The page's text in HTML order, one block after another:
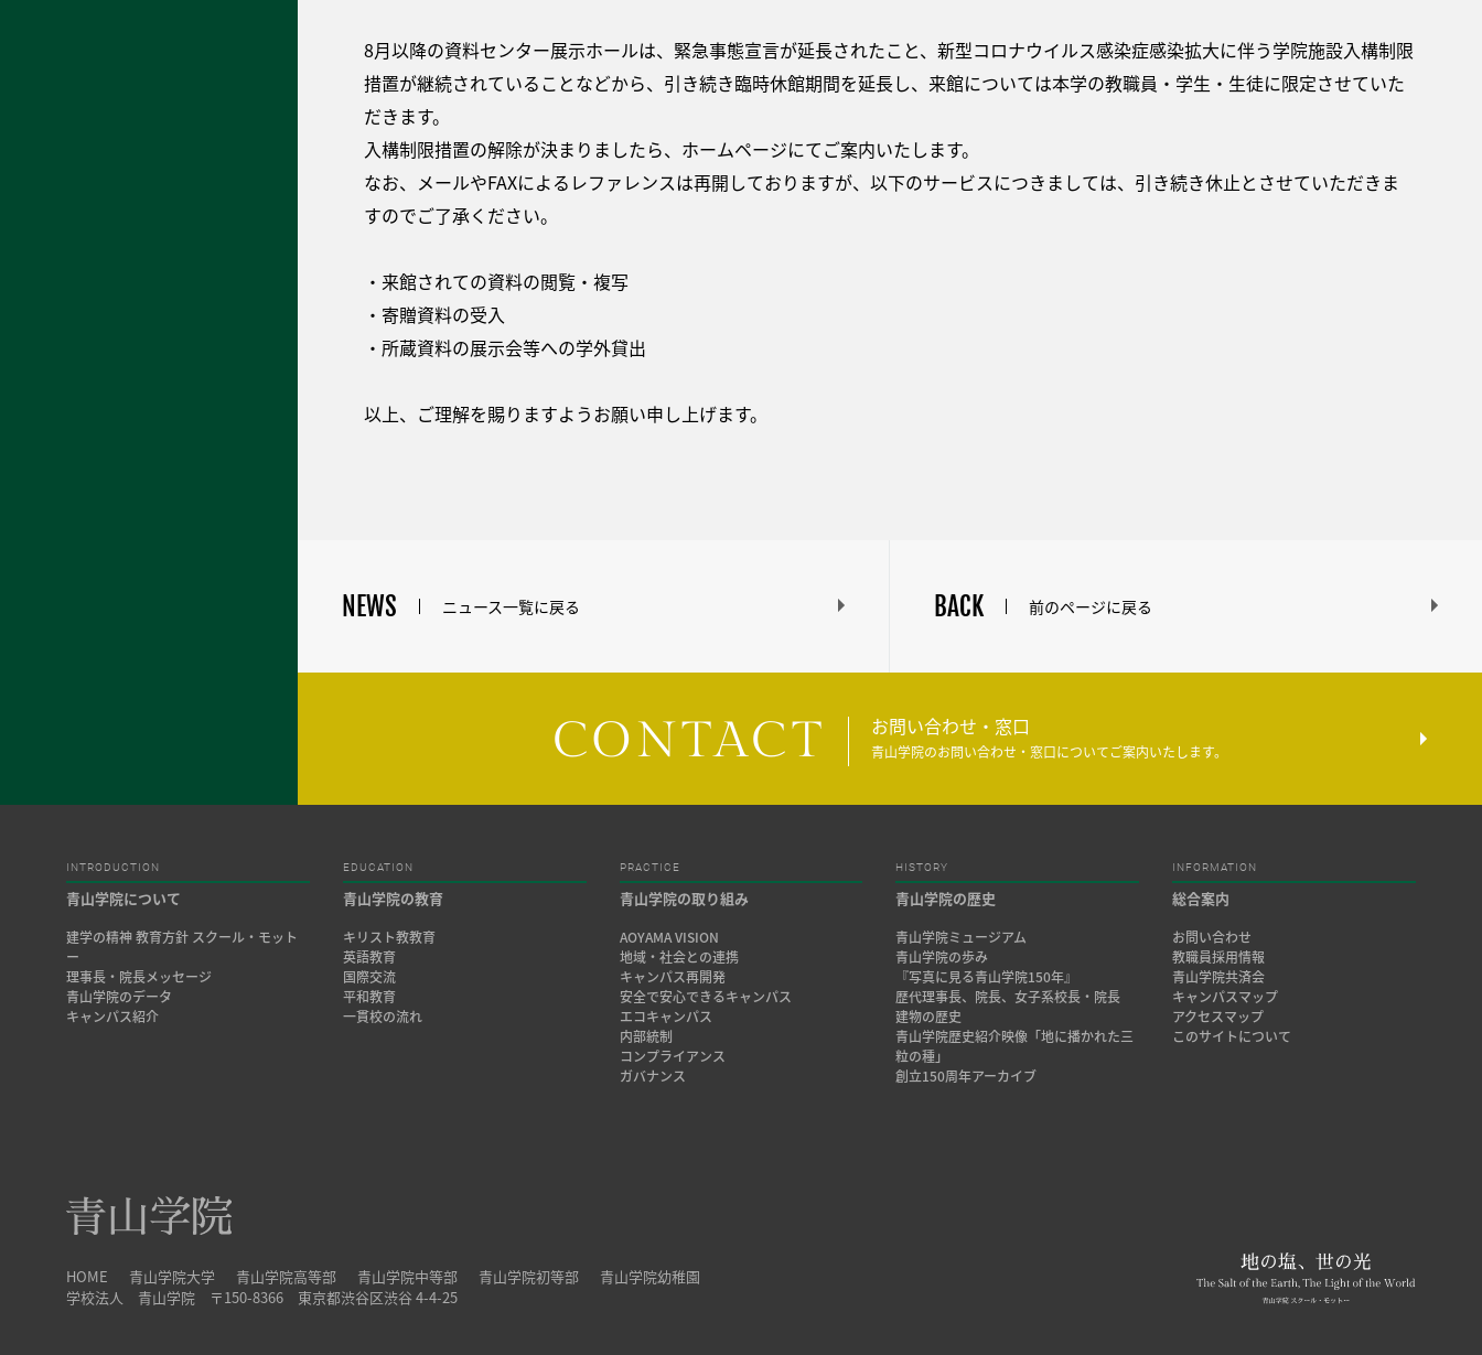
8月以降の資料センター展示ホールは、緊急事態宣言が延長されたこと、新型コロナウイルス感染症感染拡大に伴う学院施設入構制限
措置が継続されていることなどから、引き続き臨時休館期間を延長し、来館については本学の教職員・学生・生徒に限定させていた
だきます。
入構制限措置の解除が決まりましたら、ホームページにてご案内いたします。
なお、メールやFAXによるレファレンスは再開しておりますが、以下のサービスにつきましては、引き続き休止とさせていただきま
すのでご了承ください。
・来館されての資料の閲覧・複写
・寄贈資料の受入
・所蔵資料の展示会等への学外貸出
以上、ご理解を賜りますようお願い申し上げます。
NEWS ニュース一覧に戻る BACK 前のページに戻る
CONTACT お問い合わせ・窓口
青山学院のお問い合わせ・窓口についてご案内いたします。
INTRODUCTION
青山学院について
建学の精神 教育方針 スクール・モット
ー
理事長・院長メッセージ
青山学院のデータ
キャンパス紹介
EDUCATION
青山学院の教育
キリスト教教育
英語教育
国際交流
平和教育
一貫校の流れ
PRACTICE
青山学院の取り組み
AOYAMA VISION
地域・社会との連携
キャンパス再開発
安全で安心できるキャンパス
エコキャンパス
内部統制
コンプライアンス
ガバナンス
HISTORY
青山学院の歴史
青山学院ミュージアム
青山学院の歩み
『写真に見る青山学院150年』
歴代理事長、院長、女子系校長・院長
建物の歴史
青山学院歴史紹介映像「地に播かれた三
粒の種」
創立150周年アーカイブ
INFORMATION
総合案内
お問い合わせ
教職員採用情報
青山学院共済会
キャンパスマップ
アクセスマップ
このサイトについて
HOME 青山学院大学 青山学院高等部 青山学院中等部 青山学院初等部
青山学院幼稚園
学校法人 青山学院 〒150-8366 東京都渋谷区渋谷 4-4-25